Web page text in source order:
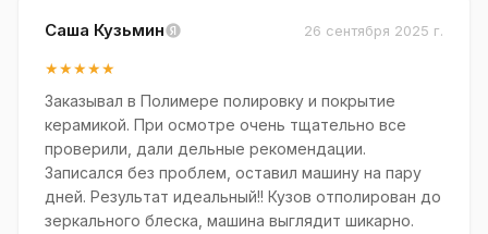
Саша Кузьмин 26 сентября 2025 г.
★★★★★
Заказывал в Полимере полировку и покрытие
керамикой. При осмотре очень тщательно все
проверили, дали дельные рекомендации.
Записался без проблем, оставил машину на пару
дней. Результат идеальный!! Кузов отполирован до
зеркального блеска, машина выглядит шикарно.